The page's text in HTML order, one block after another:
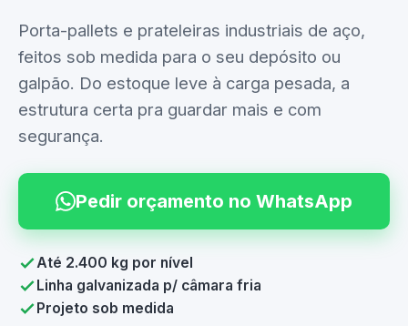
Porta-pallets e prateleiras industriais de aço,
feitos sob medida para o seu depósito ou
galpão. Do estoque leve à carga pesada, a
estrutura certa pra guardar mais e com
segurança.
Pedir orçamento no WhatsApp
Até 2.400 kg por nível
Linha galvanizada p/ câmara fria
Projeto sob medida